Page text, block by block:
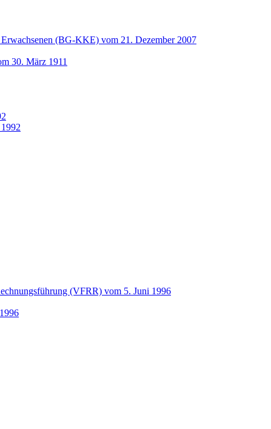
(BG-KKE) vom 21. Dezember 2007
30. März 1911
(VFRR) vom 5. Juni 1996